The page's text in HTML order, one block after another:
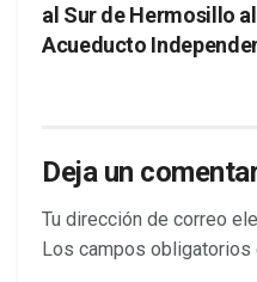
al Sur de Hermosillo
Acueducto
Deja un
Tu dirección de correo
Los campos obligatorios